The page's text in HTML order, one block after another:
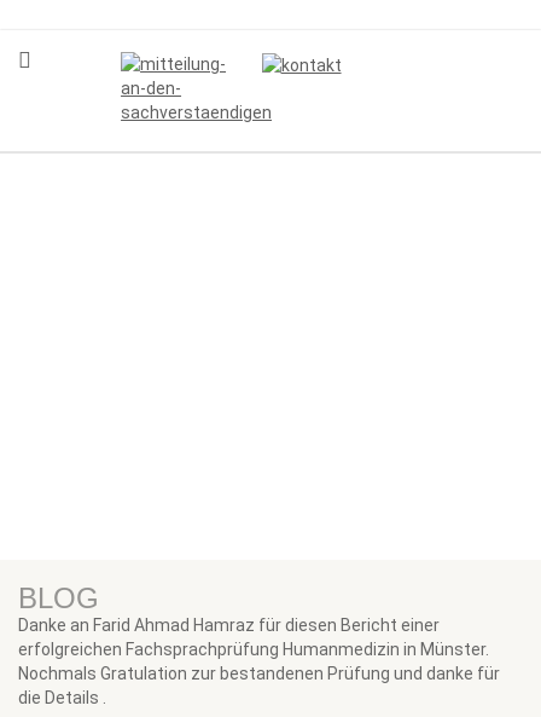
BLOG
Danke an Farid Ahmad Hamraz für diesen Bericht einer
erfolgreichen Fachsprachprüfung Humanmedizin in Münster.
Nochmals Gratulation zur bestandenen Prüfung und danke für
die Details .